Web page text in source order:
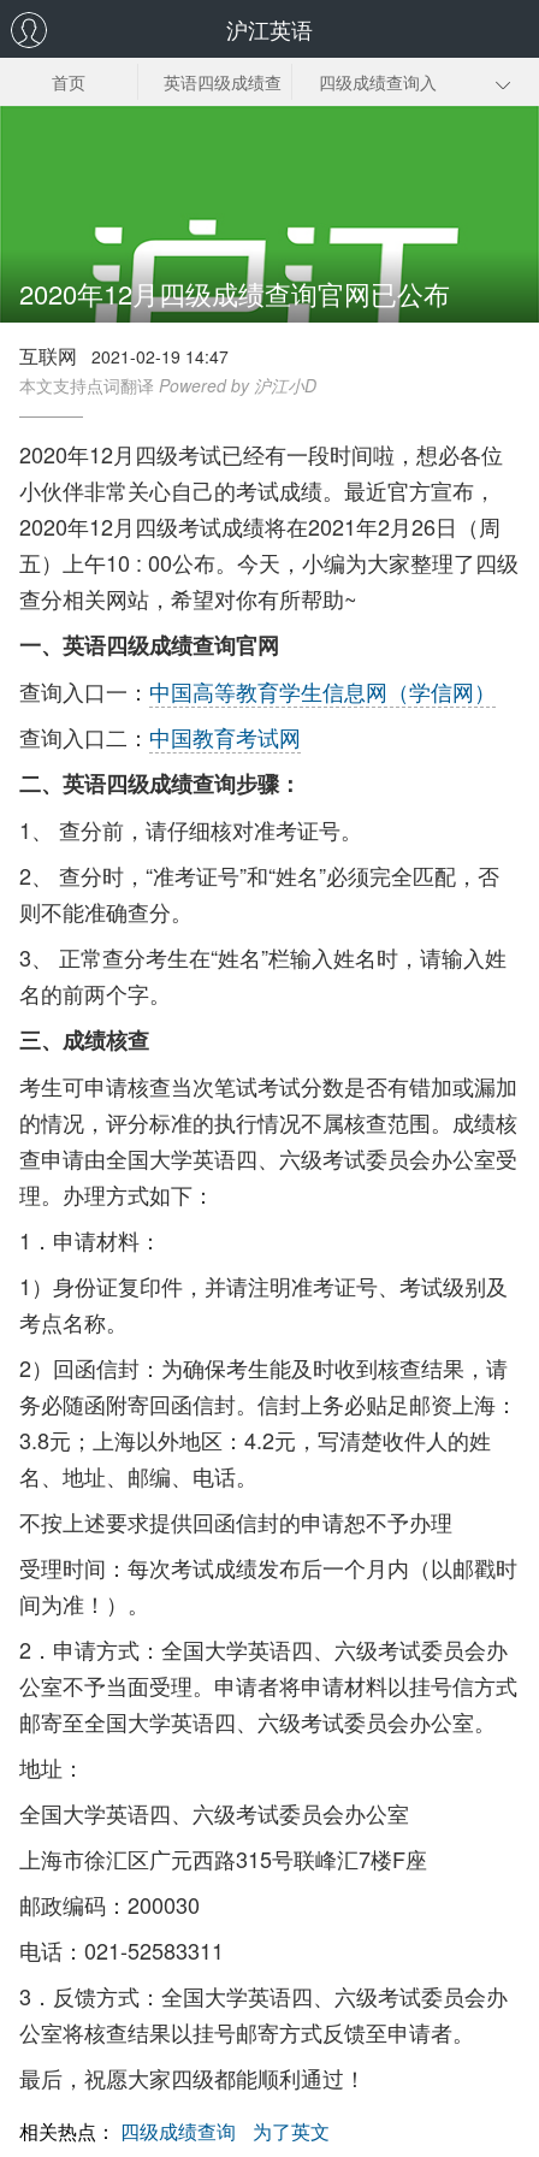
沪江英语
首页
英语四级成绩查
四级成绩查询入
2020年12月四级成绩查询官网已公布
互联网
2021-02-19 14:47
本文支持点词翻译 Powered by 沪江小D
2020年12月四级考试已经有一段时间啦，想必各位
小伙伴非常关心自己的考试成绩。最近官方宣布，
2020年12月四级考试成绩将在2021年2月26日（周
五）上午10 : 00公布。今天，小编为大家整理了四级
查分相关网站，希望对你有所帮助~
一、英语四级成绩查询官网
查询入口一： 中国高等教育学生信息网（学信网）
查询入口二： 中国教育考试网
二、英语四级成绩查询步骤：
1、 查分前，请仔细核对准考证号。
2、 查分时，“准考证号”和“姓名”必须完全匹配，否
则不能准确查分。
3、 正常查分考生在“姓名”栏输入姓名时，请输入姓
名的前两个字。
三、成绩核查
考生可申请核查当次笔试考试分数是否有错加或漏加
的情况，评分标准的执行情况不属核查范围。成绩核
查申请由全国大学英语四、六级考试委员会办公室受
理。办理方式如下：
1．申请材料：
1）身份证复印件，并请注明准考证号、考试级别及
考点名称。
2）回函信封：为确保考生能及时收到核查结果，请
务必随函附寄回函信封。信封上务必贴足邮资上海：
3.8元；上海以外地区：4.2元，写清楚收件人的姓
名、地址、邮编、电话。
不按上述要求提供回函信封的申请恕不予办理
受理时间：每次考试成绩发布后一个月内（以邮戳时
间为准！）。
2．申请方式：全国大学英语四、六级考试委员会办
公室不予当面受理。申请者将申请材料以挂号信方式
邮寄至全国大学英语四、六级考试委员会办公室。
地址：
全国大学英语四、六级考试委员会办公室
上海市徐汇区广元西路315号联峰汇7楼F座
邮政编码：200030
电话：021-52583311
3．反馈方式：全国大学英语四、六级考试委员会办
公室将核查结果以挂号邮寄方式反馈至申请者。
最后，祝愿大家四级都能顺利通过！
相关热点： 四级成绩查询 为了英文